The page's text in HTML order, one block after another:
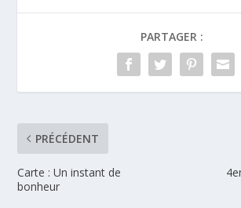
PARTAGER :
PRÉCÉDENT
Carte : Un instant de
bonheur